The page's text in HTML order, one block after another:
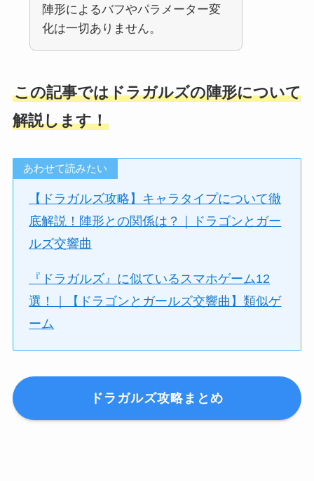
陣形によるバフやパラメーター変
化は一切ありません。
この記事ではドラガルズの陣形について
解説します！
あわせて読みたい
【ドラガルズ攻略】キャラタイプについて徹
底解説！陣形との関係は？｜ドラゴンとガー
ルズ交響曲
『ドラガルズ』に似ているスマホゲーム12
選！｜【ドラゴンとガールズ交響曲】類似ゲ
ーム
ドラガルズ攻略まとめ